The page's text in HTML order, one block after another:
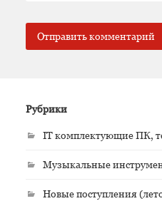
Рубрики
IT комплектующие ПК,
Музыкальные
Новые поступления